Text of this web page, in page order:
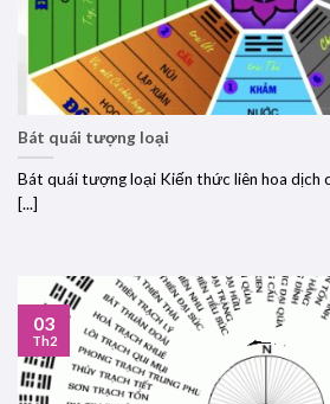
Bát quái tượng loại
Bát quái tượng loại Kiến thức liên hoa dịch
[...]
03
Th2